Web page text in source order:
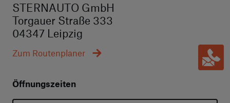
STERNAUTO GmbH
Torgauer Straße 333
04347 Leipzig
Zum Routenplaner
Öffnungszeiten